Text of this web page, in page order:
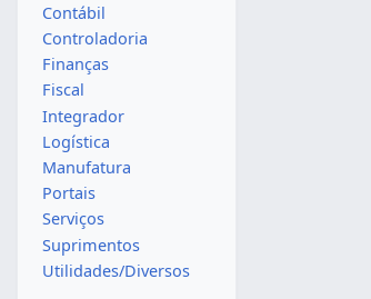
Contábil
Controladoria
Finanças
Fiscal
Integrador
Logística
Manufatura
Portais
Serviços
Suprimentos
Utilidades/Diversos